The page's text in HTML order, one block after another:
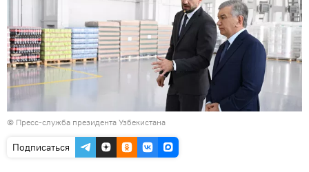
© Пресс-служба президента Узбекистана
Подписаться